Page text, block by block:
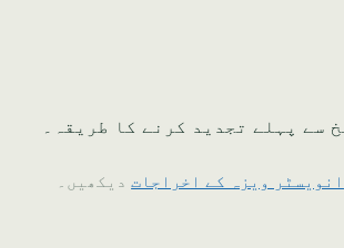
سے پہلے تجدید کرنے کا طریقہ۔
انویسٹر ویزہ کے اخراجاتدیکھیں۔